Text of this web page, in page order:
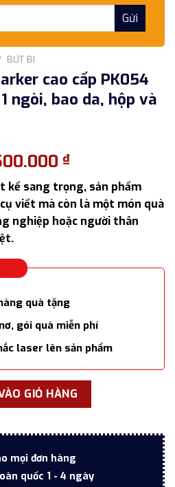
BÚT BI
cao cấp PK054
ngòi, bao da, hộp và
₫.
₫Giá
hiện
tại
là:
4.500.000 ₫.
kế sang trọng, sản phẩm
viết mà còn là một món quà
nghiệp hoặc người thân
quà tặng
gói quà miễn phí
laser lên sản phẩm
cấp PK054 S-Blue tặng kèm 1
GIỎ HÀNG
mọi đơn hàng
quốc 1 - 4 ngày